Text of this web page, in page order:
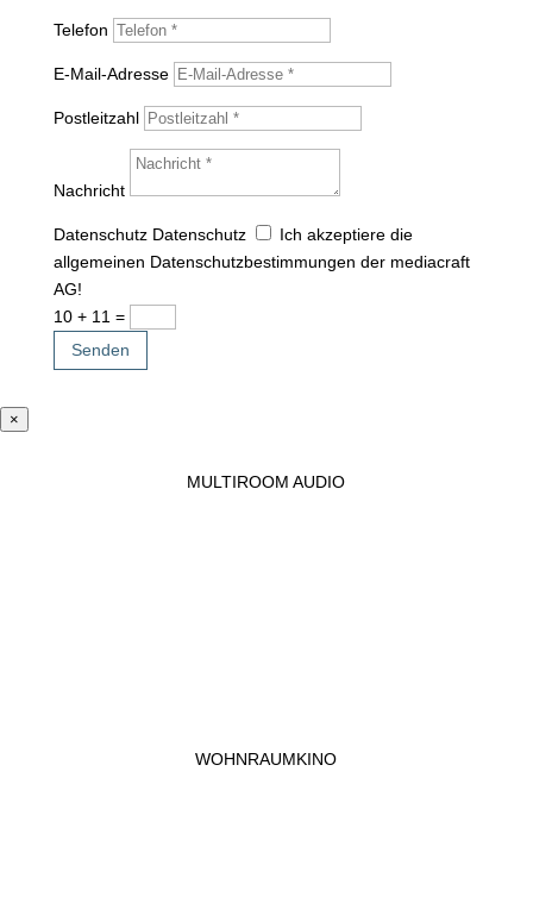
Telefon
E-Mail-Adresse
Postleitzahl
Nachricht
Datenschutz Datenschutz
Ich akzeptiere die
allgemeinen Datenschutzbestimmungen der mediacraft
AG!
10 + 11 =
Senden
×
MULTIROOM AUDIO
WOHNRAUMKINO